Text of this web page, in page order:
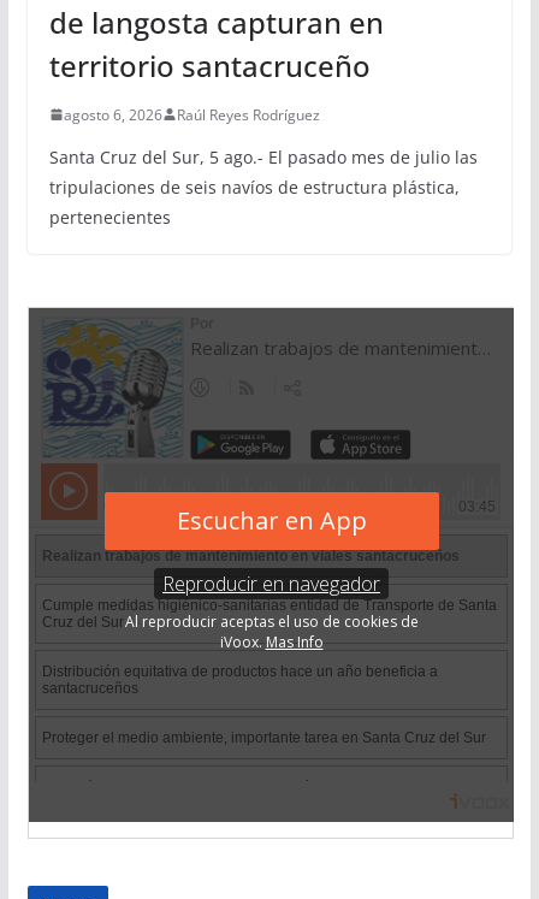
de langosta capturan en
territorio santacruceño
agosto 6, 2026 Raúl Reyes Rodríguez
Santa Cruz del Sur, 5 ago.- El pasado mes de julio las
tripulaciones de seis navíos de estructura plástica,
pertenecientes